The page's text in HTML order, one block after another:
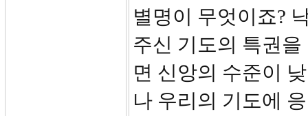
별명이 무엇이죠?
주신 기도의 특권
면 신앙의 수준이
나 우리의 기도에